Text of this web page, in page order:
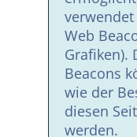
Web
Grafiken).
Beacons
wie der
diesen
werden.